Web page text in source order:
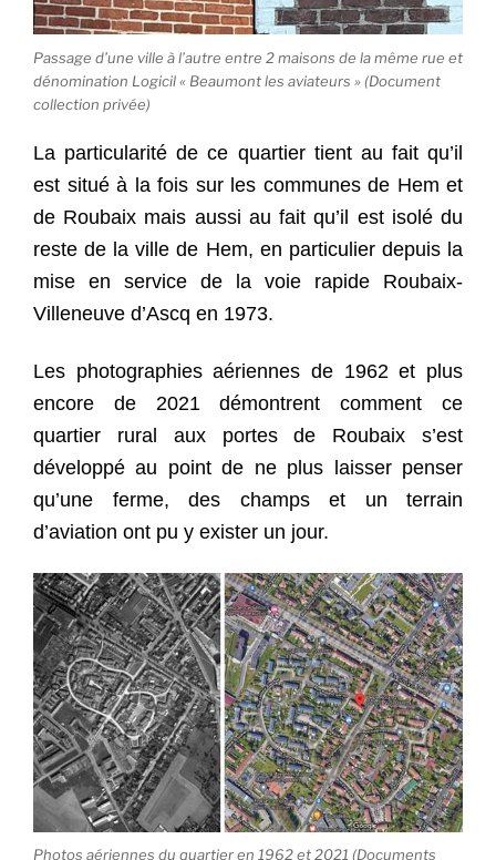
Passage d’une ville à l’autre entre 2 maisons de la même rue et
dénomination Logicil « Beaumont les aviateurs » (Document
collection privée)
La particularité de ce quartier tient au fait qu’il
est situé à la fois sur les communes de Hem et
de Roubaix mais aussi au fait qu’il est isolé du
reste de la ville de Hem, en particulier depuis la
mise en service de la voie rapide Roubaix-
Villeneuve d’Ascq en 1973.
Les photographies aériennes de 1962 et plus
encore de 2021 démontrent comment ce
quartier rural aux portes de Roubaix s’est
développé au point de ne plus laisser penser
qu’une ferme, des champs et un terrain
d’aviation ont pu y exister un jour.
Photos aériennes du quartier en 1962 et 2021 (Documents